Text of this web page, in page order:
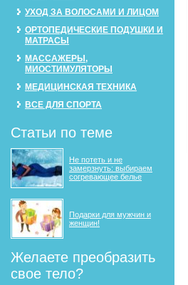
УХОД ЗА ВОЛОСАМИ И ЛИЦОМ
ОРТОПЕДИЧЕСКИЕ ПОДУШКИ И
МАТРАСЫ
МАССАЖЕРЫ,
МИОСТИМУЛЯТОРЫ
МЕДИЦИНСКАЯ ТЕХНИКА
ВСЕ ДЛЯ СПОРТА
Статьи по теме
Не потеть и не
замерзнуть: выбираем
согревающее белье
Подарки для мужчин и
женщин!
Желаете преобразить
свое тело?